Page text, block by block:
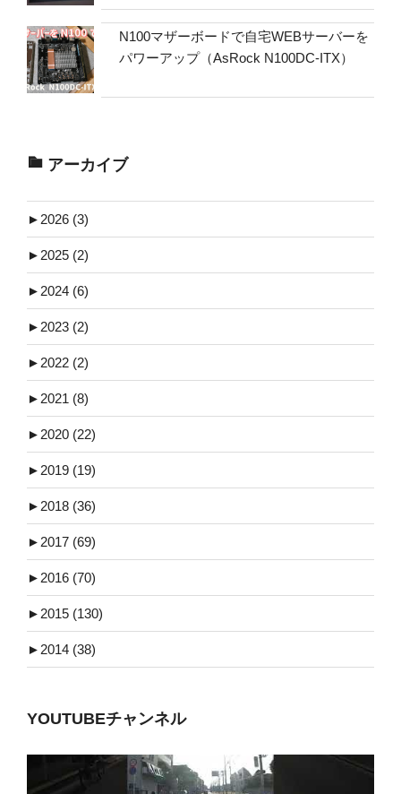
N100マザーボードで自宅WEBサーバーを
パワーアップ（AsRock N100DC-ITX）
アーカイブ
► 2026 (3)
► 2025 (2)
► 2024 (6)
► 2023 (2)
► 2022 (2)
► 2021 (8)
► 2020 (22)
► 2019 (19)
► 2018 (36)
► 2017 (69)
► 2016 (70)
► 2015 (130)
► 2014 (38)
YOUTUBEチャンネル